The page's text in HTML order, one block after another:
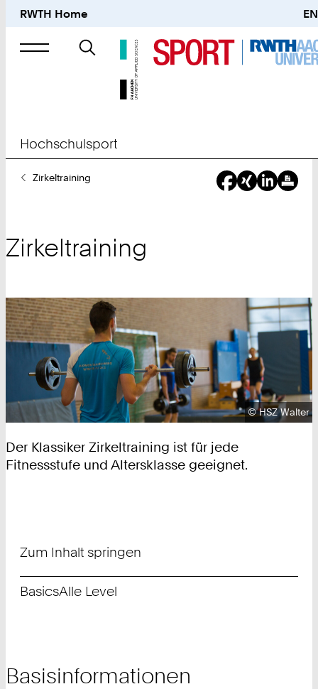
RWTH Home EN
Suche
nach
Hochschulsport
SieZirkeltraining
Zirkeltraining
©HSZ Walter
Der Klassiker Zirkeltraining ist für jede
Fitnessstufe und Altersklasse geeignet.
Zum Inhalt springen
BasicsAlle Level
Basisinformationen